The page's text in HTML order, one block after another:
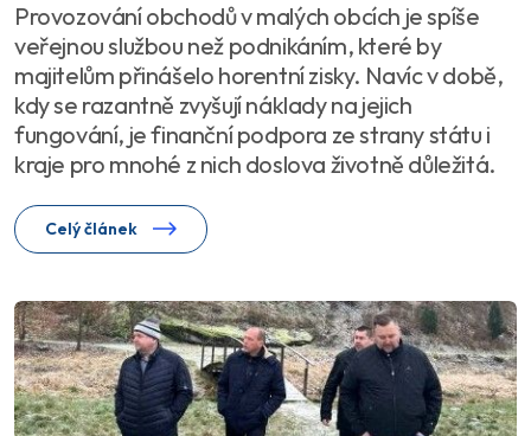
Provozování obchodů v malých obcích je spíše
veřejnou službou než podnikáním, které by
majitelům přinášelo horentní zisky. Navíc v době,
kdy se razantně zvyšují náklady na jejich
fungování, je finanční podpora ze strany státu i
kraje pro mnohé z nich doslova životně důležitá.
Celý článek